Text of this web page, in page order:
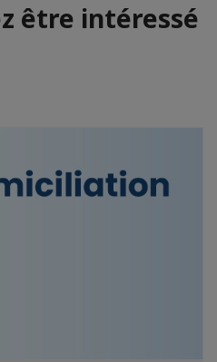
être intéressé